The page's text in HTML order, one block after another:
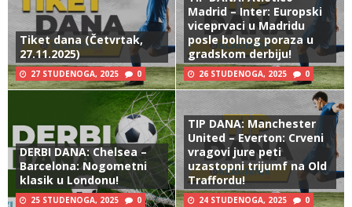
Tiket dana (Četvrtak,
27.11.2025)
27 STUDENOGA, 2025 0
Madrid – Inter: Europski
viceprvaci u Madridu
posle bolnog poraza u
gradskom derbiju!
26 STUDENOGA, 2025 0
DERBI DANA: Chelsea –
Barcelona: Nogometni
klasik u Londonu!
25 STUDENOGA, 2025 0
TIP DANA: Manchester
United – Everton: Crveni
vragovi jure peti
uzastopni trijumf na Old
Traffordu!
24 STUDENOGA, 2025 0